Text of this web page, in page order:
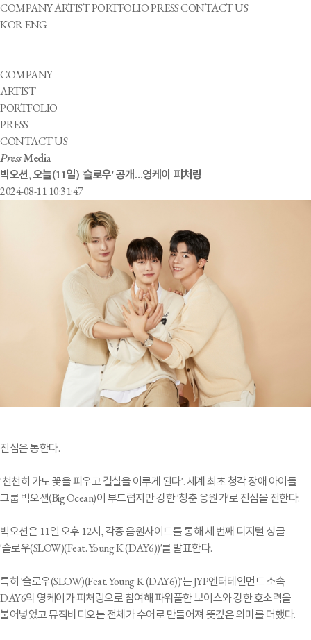
COMPANYARTISTPORTFOLIOPRESSCONTACT US
KORENG
COMPANY
ARTIST
PORTFOLIO
PRESS
CONTACT US
PressMedia
빅오션, 오늘(11일) '슬로우' 공개…영케이 피처링
2024-08-11 10:31:47
진심은 통한다.
'천천히 가도 꽃을 피우고 결실을 이루게 된다'. 세계 최초 청각 장애 아이돌
그룹 빅오션(Big Ocean)이 부드럽지만 강한 '청춘 응원가'로 진심을 전한다.
빅오션은 11일 오후 12시, 각종 음원사이트를 통해 세 번째 디지털 싱글
'슬로우(SLOW)(Feat. Young K (DAY6))'를 발표한다.
특히 '슬로우(SLOW)(Feat. Young K (DAY6))'는 JYP엔터테인먼트 소속
DAY6의 영케이가 피처링으로 참여해 파워풀한 보이스와 강한 호소력을
불어넣었고 뮤직비디오는 전체가 수어로 만들어져 뜻깊은 의미를 더했다.